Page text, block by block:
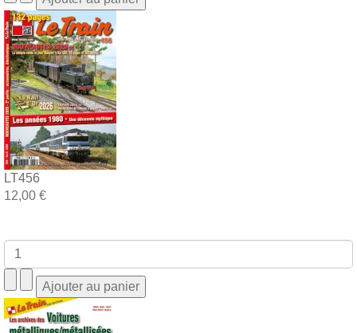
LT456
12,00 €